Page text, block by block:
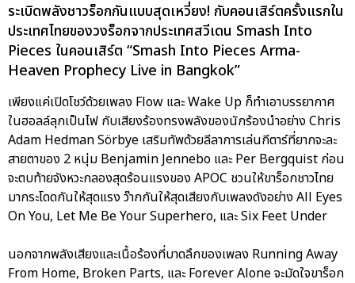
ระเบิดพลังชาวร็อกกันแบบสุดเหวี่ยง! กับคอนเสิร์ตครั้งแรกใน
ประเทศไทยของวงร็อกจากประเทศสวีเดน Smash Into
Pieces ในคอนเสิร์ต “Smash Into Pieces Arma-
Heaven Prophecy Live in Bangkok”
เพียงแค่เปิดโชว์ด้วยเพลง Flow และ Wake Up ก็ทำเอาบรรยากาศ
ในฮอลล์ลุกเป็นไฟ กับเสียงร้องทรงพลังของนักร้องนำอย่าง Chris
Adam Hedman Sörbye เสริมทัพด้วยลีลาการเล่นกีตาร์ที่ยากจะละ
สายตาของ 2 หนุ่ม Benjamin Jennebo และ Per Bergquist ก่อน
จะตบท้ายจังหวะกลองสุดร้อนแรงของ APOC ชวนให้ขาร็อกชาวไทย
มากระโดดกันให้สุดแรง ว๊ากกันให้สุดเสียงกับเพลงดังอย่าง All Eyes
On You, Let Me Be Your Superhero, และ Six Feet Under
นอกจากพลังเสียงและเนื้อร้องที่บาดลึกของเพลง Running Away
From Home, Broken Parts, และ Forever Alone จะมัดใจขาร็อก